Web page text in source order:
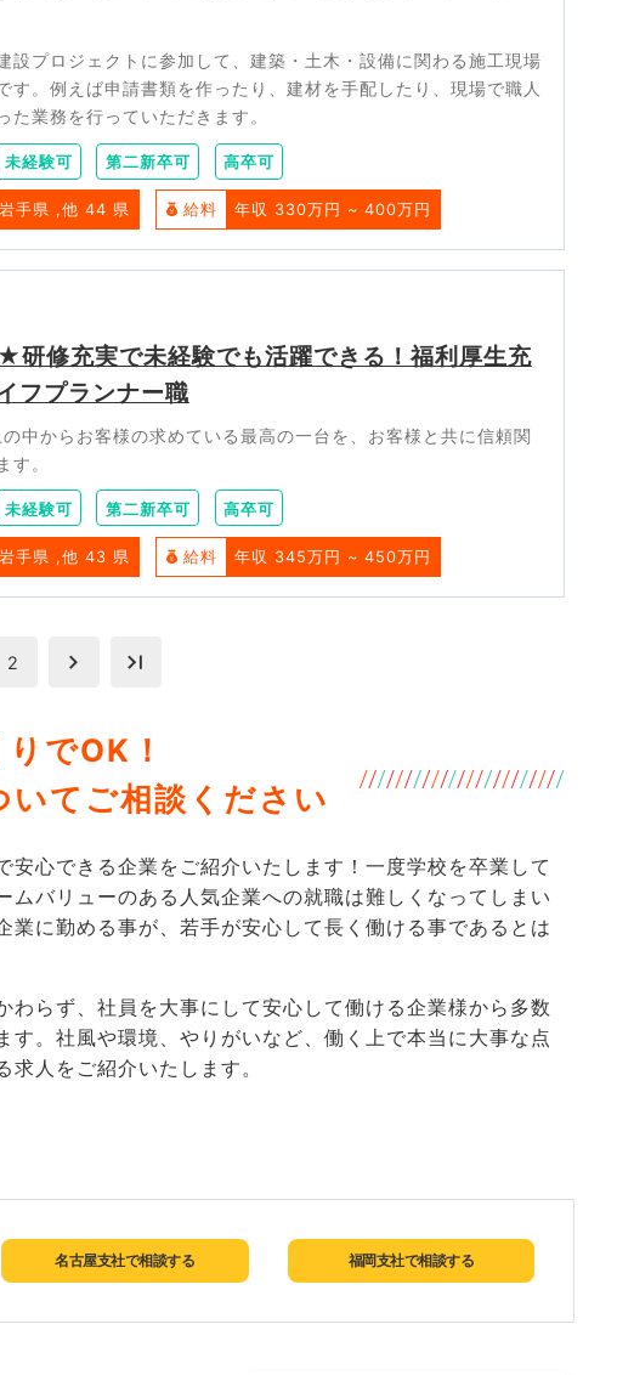
設プロジェクトに参加して、建築・土木・設備に関わる施工現場
す。例えば申請書類を作ったり、建材を手配したり、現場で職人
た業務を行っていただきます。
未経験可 第二新卒可 高卒可
岩手県 他 44 県 給料 年収 330万円 ~ 400万円
修充実で未経験でも活躍できる！福利厚生充
フプランナー職
中からお客様の求めている最高の一台を、お客様と共に信頼関
す。
未経験可 第二新卒可 高卒可
岩手県 他 43 県 給料 年収 345万円 ~ 450万円
2
でOK！
てご相談ください
安心できる企業をご紹介いたします！一度学校を卒業して
ムバリューのある人気企業への就職は難しくなってしまい
業に勤める事が、若手が安心して長く働ける事であるとは
わらず、社員を大事にして安心して働ける企業様から多数
す。社風や環境、やりがいなど、働く上で本当に大事な点
求人をご紹介いたします。
名古屋支社で相談する 福岡支社で相談する